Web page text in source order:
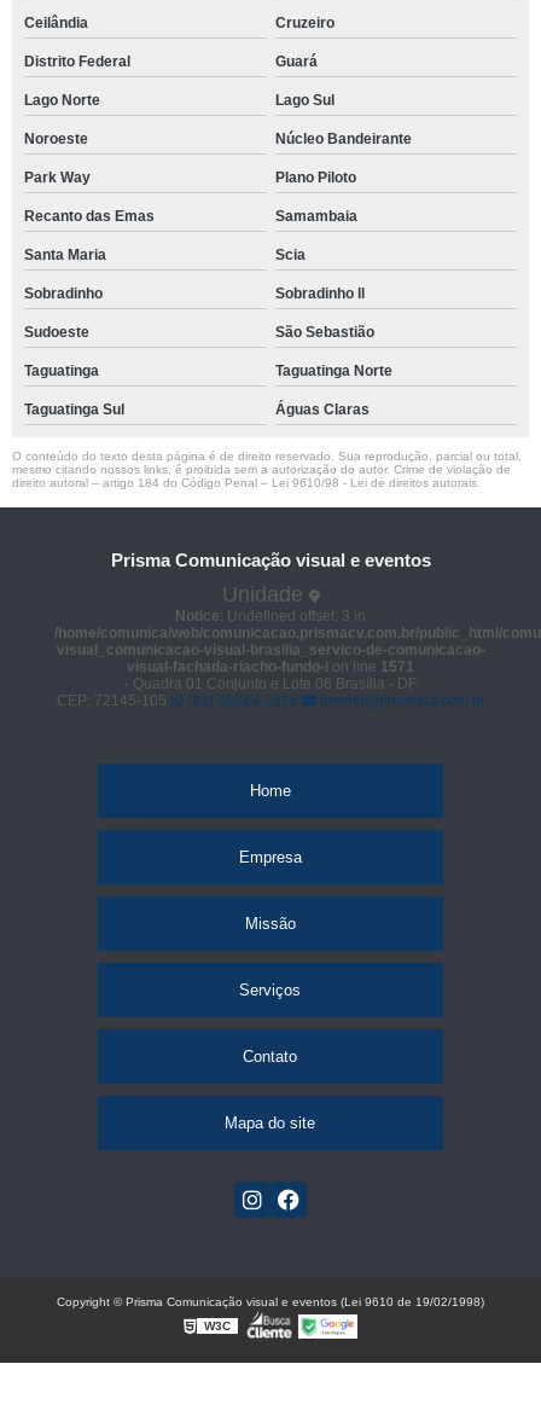
Ceilândia Cruzeiro
Distrito Federal Guará
Lago Norte Lago Sul
Noroeste Núcleo Bandeirante
Park Way Plano Piloto
Recanto das Emas Samambaia
Santa Maria Scia
Sobradinho Sobradinho ll
Sudoeste São Sebastião
Taguatinga Taguatinga Norte
Taguatinga Sul Águas Claras
O conteúdo do texto desta página é de direito reservado. Sua reprodução, parcial ou total,
mesmo citando nossos links, é proibida sem a autorização do autor. Crime de violação de
direito autoral – artigo 184 do Código Penal – Lei 9610/98 - Lei de direitos autorais
Prisma Comunicação visual e eventos
Unidade
Notice: Undefined offset: 3 in
/home/comunica/web/comunicacao.prismacv.com.br/public_html/
visual_comunicacao-visual-brasilia_servico-de-comunicacao-
visual-fachada-riacho-fundo-i on line 1571
- Quadra 01 Conjunto e Lote 06 Brasília - DF
CEP: 72145-105
(61) 98664-2818 prisma@prismacv.com.br
Home
Empresa
Missão
Serviços
Contato
Mapa do site
Copyright © Prisma Comunicação visual e eventos (Lei 9610 de 19/02/1998)
W3C